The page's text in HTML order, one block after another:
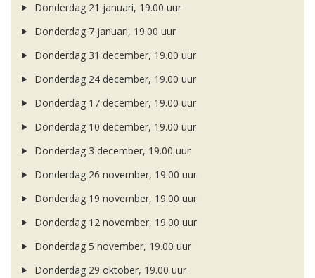
Donderdag 21 januari, 19.00 uur
Donderdag 7 januari, 19.00 uur
Donderdag 31 december, 19.00 uur
Donderdag 24 december, 19.00 uur
Donderdag 17 december, 19.00 uur
Donderdag 10 december, 19.00 uur
Donderdag 3 december, 19.00 uur
Donderdag 26 november, 19.00 uur
Donderdag 19 november, 19.00 uur
Donderdag 12 november, 19.00 uur
Donderdag 5 november, 19.00 uur
Donderdag 29 oktober, 19.00 uur